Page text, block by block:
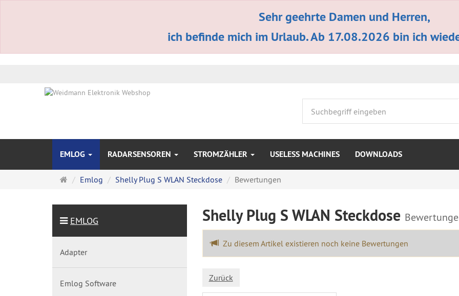
Sehr geehrte Damen und Herren,
ich befinde mich im Urlaub. Ab 17.08.2026 bin ich
EMLOG RADARSENSOREN STROMZÄHLER USELESS MACHINES DOWNLOADS
Startseite
Emlog Shelly Plug S WLAN Steckdose Bewertungen
Shelly Plug S WLAN Steckdose
Zu diesem Artikel existieren noch keine Bewertungen
Zurück
EMLOG
Adapter
Emlog Software